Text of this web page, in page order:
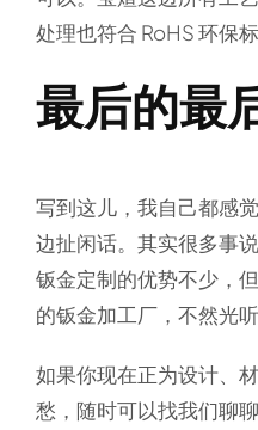
处理也符合 RoHS 环保标
最后的最
写到这儿，我自己都感
边扯闲话。其实很多事
钣金定制的优势不少，
的钣金加工厂，不然光
如果你现在正为设计、
愁，随时可以找我们聊